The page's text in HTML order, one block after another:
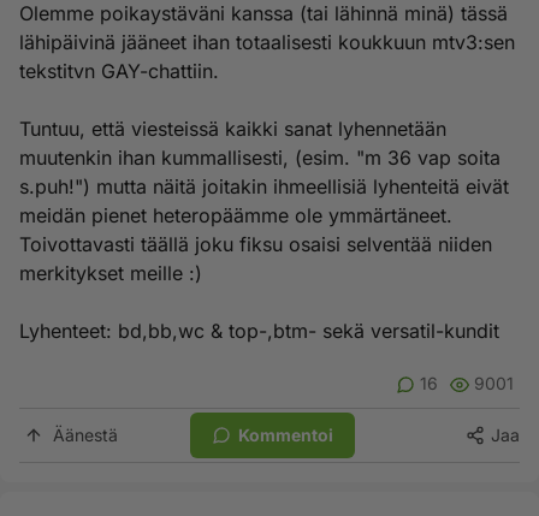
Olemme poikaystäväni kanssa (tai lähinnä minä) tässä
lähipäivinä jääneet ihan totaalisesti koukkuun mtv3:sen
tekstitvn GAY-chattiin.
Tuntuu, että viesteissä kaikki sanat lyhennetään
muutenkin ihan kummallisesti, (esim. "m 36 vap soita
s.puh!") mutta näitä joitakin ihmeellisiä lyhenteitä eivät
meidän pienet heteropäämme ole ymmärtäneet.
Toivottavasti täällä joku fiksu osaisi selventää niiden
merkitykset meille :)
Lyhenteet: bd,bb,wc & top-,btm- sekä versatil-kundit
16 9001
Äänestä Kommentoi Jaa